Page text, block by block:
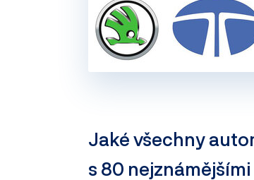
Jaké všechny
s 80